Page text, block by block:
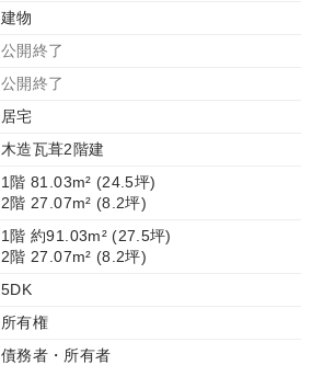
建物
公開終了
公開終了
居宅
木造瓦葺2階建
1階 81.03m² (24.5坪)
2階 27.07m² (8.2坪)
1階 約91.03m² (27.5坪)
2階 27.07m² (8.2坪)
5DK
所有権
債務者・所有者